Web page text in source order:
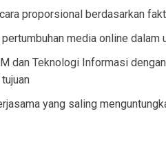
proporsional berdasarkan
media online
dan Teknologi Informasi
yang saling